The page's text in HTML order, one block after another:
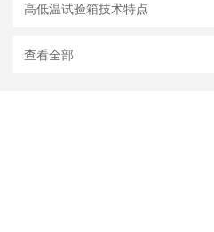
高低温试验箱技术特点
查看全部